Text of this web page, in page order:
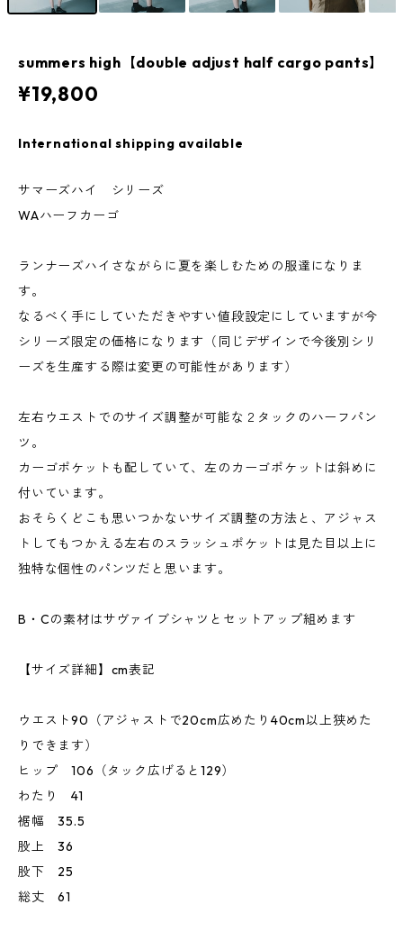
summers high【double adjust half cargo pants】
¥19,800
International shipping available
サマーズハイ シリーズ
WAハーフカーゴ
ランナーズハイさながらに夏を楽しむための服達になりま
す。
なるべく手にしていただきやすい値段設定にしていますが今
シリーズ限定の価格になります（同じデザインで今後別シリ
ーズを生産する際は変更の可能性があります）
左右ウエストでのサイズ調整が可能な２タックのハーフパン
ツ。
カーゴポケットも配していて、左のカーゴポケットは斜めに
付いています。
おそらくどこも思いつかないサイズ調整の方法と、アジャス
トしてもつかえる左右のスラッシュポケットは見た目以上に
独特な個性のパンツだと思います。
B・Cの素材はサヴァイブシャツとセットアップ組めます
【サイズ詳細】cm表記
ウエスト90（アジャストで20cm広めたり40cm以上狭めた
りできます）
ヒップ 106（タック広げると129）
わたり 41
裾幅 35.5
股上 36
股下 25
総丈 61